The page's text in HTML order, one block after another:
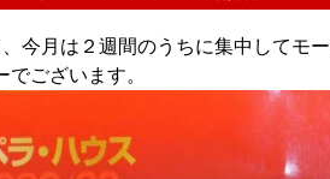
今月は２週間のうちに集中してモ
ございます。